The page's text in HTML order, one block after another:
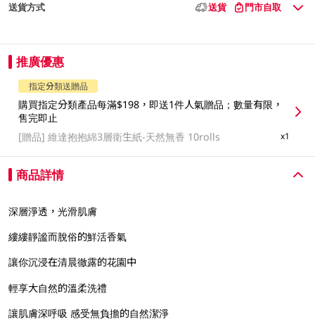
送貨方式 送貨 門市自取
推廣優惠
指定分類送贈品
購買指定分類產品每滿$198，即送1件人氣贈品；數量有限，
售完即止
[贈品]維達抱抱綿3層衛生紙-天然無香 10rolls x1
商品詳情
深層淨透，光滑肌膚
縷縷靜謐而脫俗的鮮活香氣
讓你沉浸在清晨徹露的花園中
輕享大自然的溫柔洗禮
讓肌膚深呼吸 感受無負擔的自然潔淨